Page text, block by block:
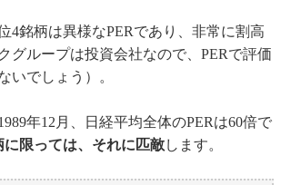
4銘柄は異様なPERであり、非常に割高
グループは投資会社なので、PERで評価
いでしょう）。
年12月、日経平均全体のPERは60倍で
に限っては、それに匹敵します。